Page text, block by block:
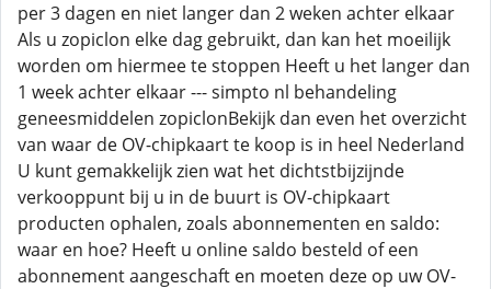
per 3 dagen en niet langer dan 2 weken achter elkaar
Als u zopiclon elke dag gebruikt, dan kan het moeilijk
worden om hiermee te stoppen Heeft u het langer dan
1 week achter elkaar --- simpto nl behandeling
geneesmiddelen zopiclonBekijk dan even het overzicht
van waar de OV-chipkaart te koop is in heel Nederland
U kunt gemakkelijk zien wat het dichtstbijzijnde
verkooppunt bij u in de buurt is OV-chipkaart
producten ophalen, zoals abonnementen en saldo:
waar en hoe? Heeft u online saldo besteld of een
abonnement aangeschaft en moeten deze op uw OV-